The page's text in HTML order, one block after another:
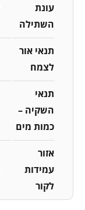
עונת
השתילה
תנאי אור
לצמח
תנאי
השקיה –
כמות מים
אזור
עמידות
לקור